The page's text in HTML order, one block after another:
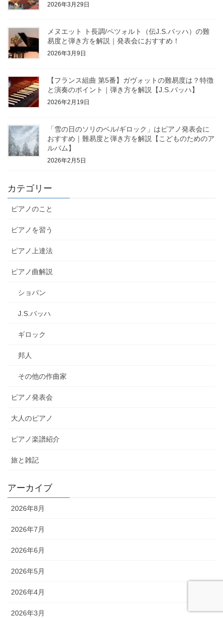
2026年3月29日
メヌエット ト長調/ペツォルト（伝J.S.バッハ）の難
易度と弾き方を解説｜発表会におすすめ！
2026年3月9日
【フランス組曲 第5番】ガヴォットの難易度は？特徴
と演奏のポイント｜弾き方を解説【J.S.バッハ】
2026年2月19日
「雪の日のソリのベル/ギロック」はピアノ発表会に
おすすめ｜難易度と弾き方を解説【こどものためのア
ルバム】
2026年2月5日
カテゴリー
ピアノのこと
ピアノを習う
ピアノ上達法
ピアノ曲解説
ショパン
J.S.バッハ
ギロック
邦人
その他の作曲家
ピアノ発表会
大人のピアノ
ピアノ楽譜紹介
旅と雑記
アーカイブ
2026年8月
2026年7月
2026年6月
2026年5月
2026年4月
2026年3月